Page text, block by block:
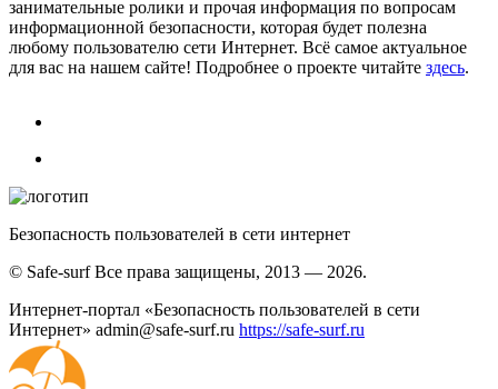
занимательные ролики и прочая информация по вопросам
информационной безопасности, которая будет полезна
любому пользователю сети Интернет. Всё самое актуальное
для вас на нашем сайте! Подробнее о проекте читайте здесь.
Безопасность пользователей в сети интернет
© Safe-surf Все права защищены, 2013 — 2026.
Интернет-портал «Безопасность пользователей в сети
Интернет» admin@safe-surf.ru https://safe-surf.ru